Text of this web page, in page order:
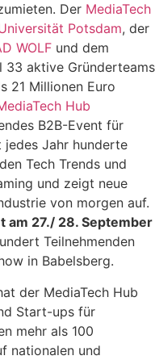
Der MediaTech
Potsdam, der
WOLF und dem
33 aktive Gründerteams
21 Millionen Euro
Hub
B2B-Event für
Jahr hunderte
Tech Trends und
und zeigt neue
von morgen auf.
am 27./ 28. September
Teilnehmenden
in Babelsberg.
der MediaTech Hub
Start-ups für
mehr als 100
nationalen und